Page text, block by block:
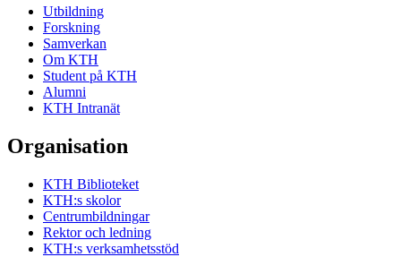
Utbildning
Forskning
Samverkan
Om KTH
Student på KTH
Alumni
KTH Intranät
Organisation
KTH Biblioteket
KTH:s skolor
Centrumbildningar
Rektor och ledning
KTH:s verksamhetsstöd